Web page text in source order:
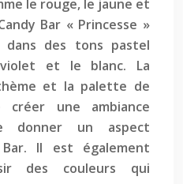
le rouge, le jaune et
Bar « Princesse »
des tons pastel
et le blanc. La
et la palette de
créer une ambiance
donner un aspect
Il est également
des couleurs qui